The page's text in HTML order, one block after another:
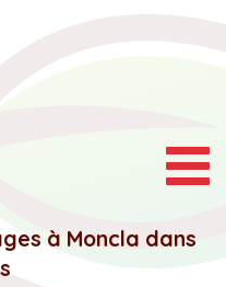
à Moncla dans